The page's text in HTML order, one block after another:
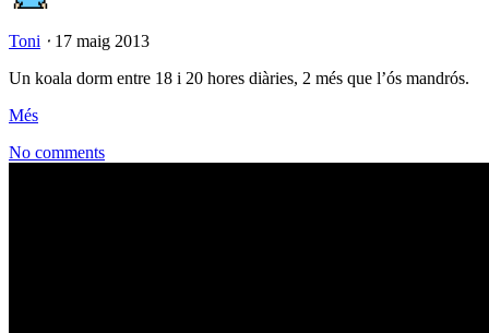
Toni ⋅ 17 maig 2013
Un koala dorm entre 18 i 20 hores diàries, 2 més que l’ós mandrós.
Més
No comments